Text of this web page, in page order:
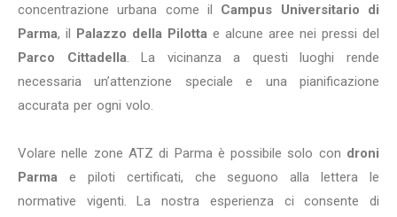
concentrazione urbana come il Campus Universitario di
Parma, il Palazzo della Pilotta e alcune aree nei pressi del
Parco Cittadella . La vicinanza a questi luoghi rende
necessaria un’attenzione speciale e una pianificazione
accurata per ogni volo.
Volare nelle zone ATZ di Parma è possibile solo con droni
Parma e piloti certificati, che seguono alla lettera le
normative vigenti. La nostra esperienza ci consente di